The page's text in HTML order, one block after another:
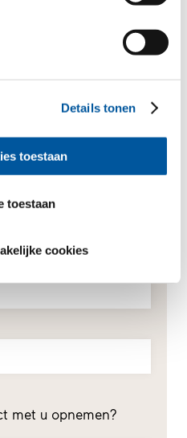
Details tonen
toestaan
toestaan
cookies
*Verplichte velden
met u opnemen?